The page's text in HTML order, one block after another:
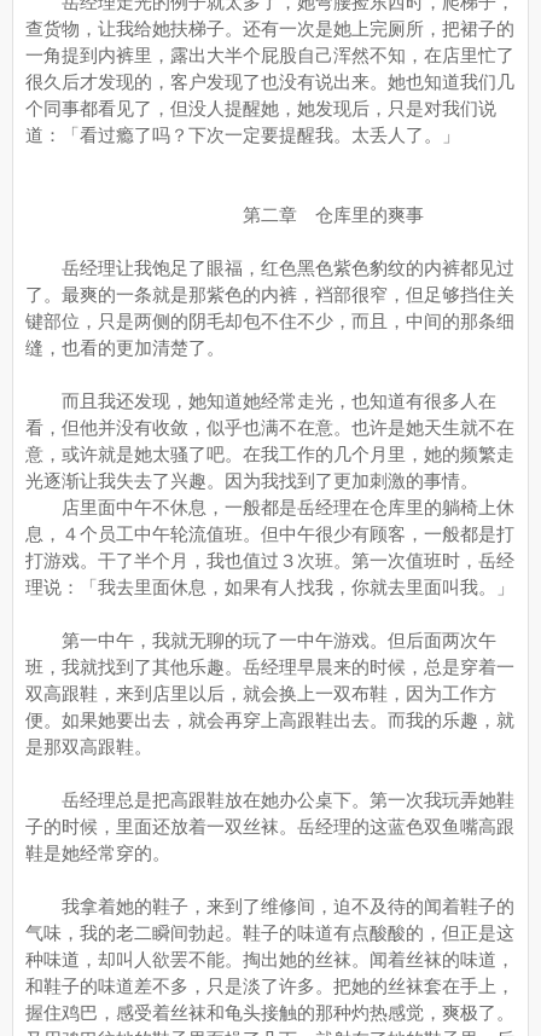
查货物，让我给她扶梯子。还有一次是她上完厕所，把裙子的
一角提到内裤里，露出大半个屁股自己浑然不知，在店里忙了
很久后才发现的，客户发现了也没有说出来。她也知道我们几
个同事都看见了，但没人提醒她，她发现后，只是对我们说
道：「看过瘾了吗？下次一定要提醒我。太丢人了。」
第二章 仓库里的爽事
岳经理让我饱足了眼福，红色黑色紫色豹纹的内裤都见过
了。最爽的一条就是那紫色的内裤，裆部很窄，但足够挡住关
键部位，只是两侧的阴毛却包不住不少，而且，中间的那条细
缝，也看的更加清楚了。
而且我还发现，她知道她经常走光，也知道有很多人在
看，但他并没有收敛，似乎也满不在意。也许是她天生就不在
意，或许就是她太骚了吧。在我工作的几个月里，她的频繁走
光逐渐让我失去了兴趣。因为我找到了更加刺激的事情。
店里面中午不休息，一般都是岳经理在仓库里的躺椅上休
息，４个员工中午轮流值班。但中午很少有顾客，一般都是打
打游戏。干了半个月，我也值过３次班。第一次值班时，岳经
理说：「我去里面休息，如果有人找我，你就去里面叫我。」
第一中午，我就无聊的玩了一中午游戏。但后面两次午
班，我就找到了其他乐趣。岳经理早晨来的时候，总是穿着一
双高跟鞋，来到店里以后，就会换上一双布鞋，因为工作方
便。如果她要出去，就会再穿上高跟鞋出去。而我的乐趣，就
是那双高跟鞋。
岳经理总是把高跟鞋放在她办公桌下。第一次我玩弄她鞋
子的时候，里面还放着一双丝袜。岳经理的这蓝色双鱼嘴高跟
鞋是她经常穿的。
我拿着她的鞋子，来到了维修间，迫不及待的闻着鞋子的
气味，我的老二瞬间勃起。鞋子的味道有点酸酸的，但正是这
种味道，却叫人欲罢不能。掏出她的丝袜。闻着丝袜的味道，
和鞋子的味道差不多，只是淡了许多。把她的丝袜套在手上，
握住鸡巴，感受着丝袜和龟头接触的那种灼热感觉，爽极了。